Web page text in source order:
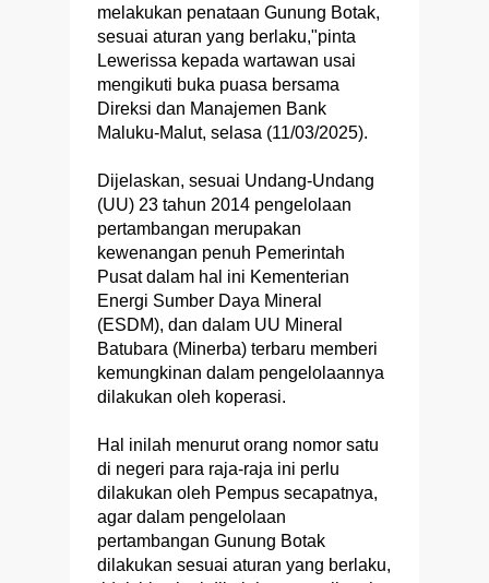
melakukan penataan Gunung Botak,
sesuai aturan yang berlaku,"pinta
Lewerissa kepada wartawan usai
mengikuti buka puasa bersama
Direksi dan Manajemen Bank
Maluku-Malut, selasa (11/03/2025).
Dijelaskan, sesuai Undang-Undang
(UU) 23 tahun 2014 pengelolaan
pertambangan merupakan
kewenangan penuh Pemerintah
Pusat dalam hal ini Kementerian
Energi Sumber Daya Mineral
(ESDM), dan dalam UU Mineral
Batubara (Minerba) terbaru memberi
kemungkinan dalam pengelolaannya
dilakukan oleh koperasi.
Hal inilah menurut orang nomor satu
di negeri para raja-raja ini perlu
dilakukan oleh Pempus secapatnya,
agar dalam pengelolaan
pertambangan Gunung Botak
dilakukan sesuai aturan yang berlaku,